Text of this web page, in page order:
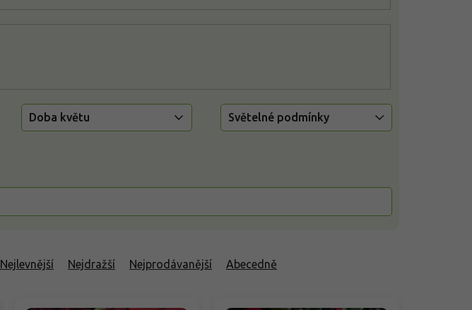
Nejlevnější Nejdražší Nejprodávanější Abecedně
Doba květu Světelné podmínky